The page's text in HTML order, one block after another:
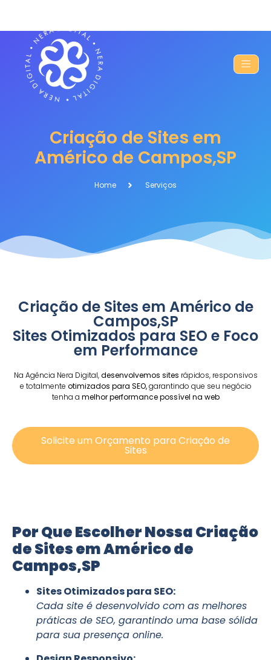
Criação de Sites em
Américo de Campos,SP
Home Serviços
Criação de Sites em Américo de
Campos,SP
Sites Otimizados para SEO e Foco
em Performance
Na Agência Nera Digital,desenvolvemos sites rápidos, responsivos
e totalmente otimizados para SEO,garantindo que seu negócio
tenha a melhor performance possível na web
Solicite um Orçamento para Criação de
Sites
Por Que Escolher Nossa Criação
de Sites em Américo de
Campos,SP
Sites Otimizados para SEO:
Cada site é desenvolvido com as melhores
práticas de SEO, garantindo uma base sólida
para sua presença online.